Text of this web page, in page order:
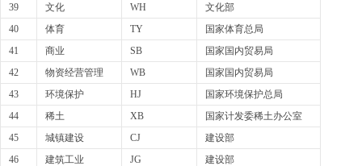
39
文化 WH
文化部
40
体育 TY
国家体育总局
41
商业 SB
国家国内贸易局
42
物资经营管理 WB
国家国内贸易局
43
环境保护 HJ
国家环境保护总局
44
稀土 XB
国家计发委稀土办公室
45
城镇建设 CJ
建设部
46
建筑工业 JG
建设部